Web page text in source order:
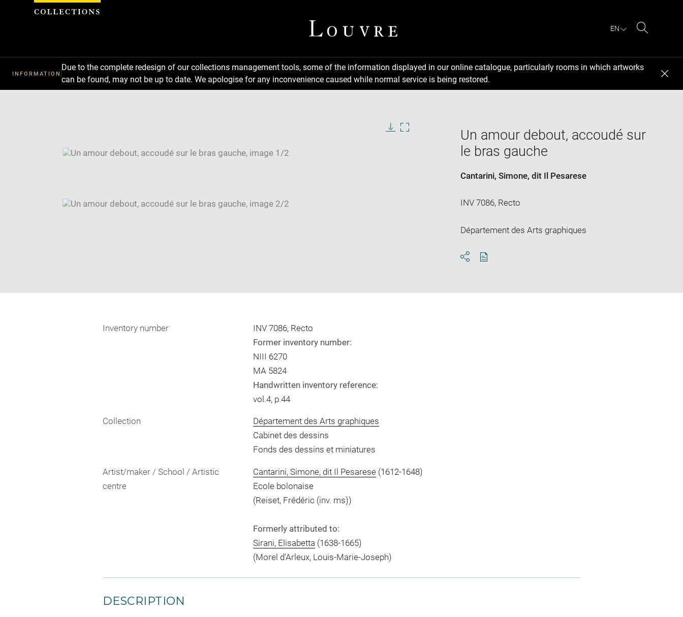
EN
INFORMATION
Due to the complete redesign of our collections management tools, some of the information displayed in our online catalogue, particularly rooms in which artworks
can be found, may not be up to date. We apologise for any inconvenience caused while normal service is being restored.
window
SKIP IMAGE CAROUSEL
Un amour debout, accoudé sur
le bras gauche
Cantarini, Simone, dit Il Pesarese
INV 7086, Recto
Département des Arts graphiques
Inventory number
INV 7086, Recto
Former inventory number:
NIII 6270
MA 5824
Handwritten inventory reference:
vol.4, p.44
Collection
Département des Arts graphiques
Cabinet des dessins
Fonds des dessins et miniatures
Artist/maker / School / Artistic
centre
Cantarini, Simone, dit Il Pesarese(1612-1648)
Ecole bolonaise
(Reiset, Frédéric (inv. ms))
Formerly attributed to:
Sirani, Elisabetta (1638-1665)
(Morel d'Arleux, Louis-Marie-Joseph)
DESCRIPTION
Cookies management panel